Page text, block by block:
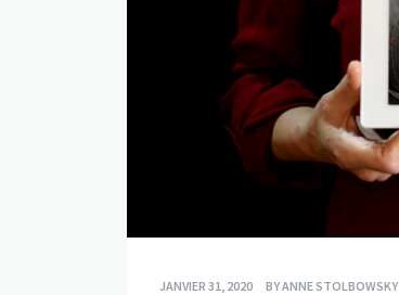
JANVIER 31, 2020 BYANNE STOLBOWSKY